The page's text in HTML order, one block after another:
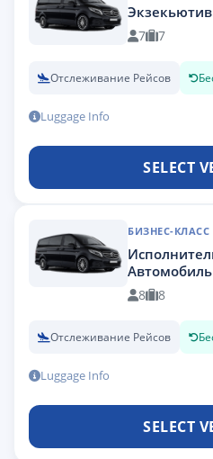
7 7
Отслеживание Рейсов
Luggage Info
SELECT
БИЗНЕС-КЛАСС
Автомобиль
8 8
Отслеживание Рейсов
Luggage Info
SELECT